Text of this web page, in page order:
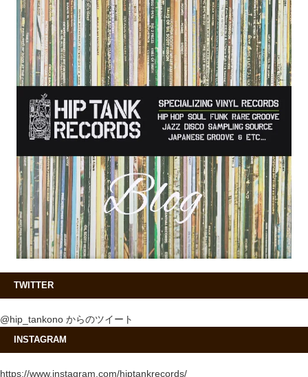
TWITTER
@hip_tankono からのツイート
INSTAGRAM
https://www.instagram.com/hiptankrecords/